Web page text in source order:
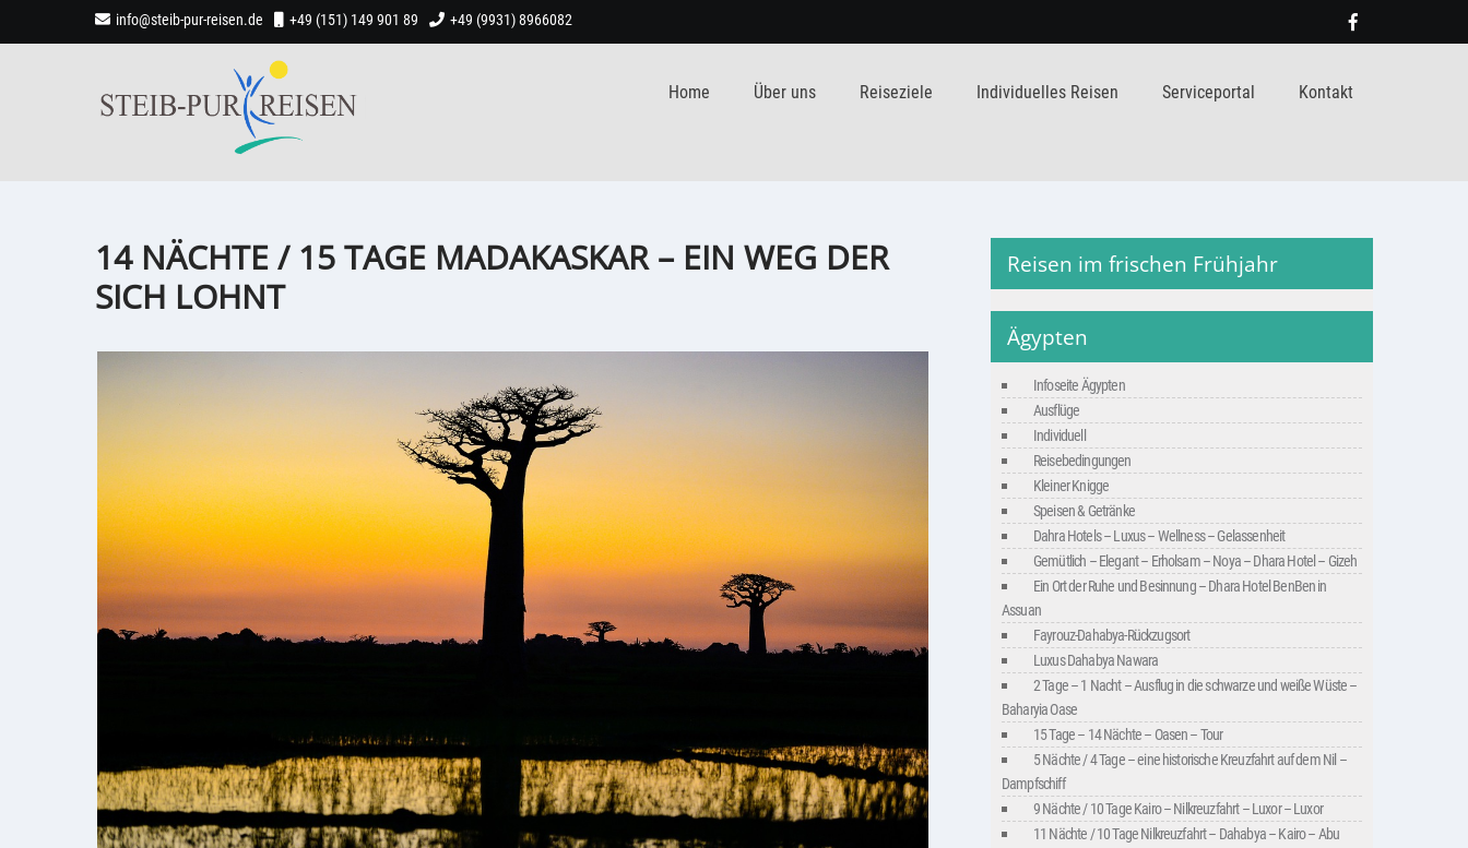
+49 (9931) 8966082
+49 (151) 149 901 89
info@steib-pur-reisen.de
Home Über uns Reiseziele Individuelles Reisen Serviceportal Kontakt
14 NÄCHTE / 15 TAGE MADAKASKAR – EIN WEG DER
SICH LOHNT
Reisen im frischen Frühjahr
Ägypten
Infoseite Ägypten
Ausflüge
Individuell
Reisebedingungen
Kleiner Knigge
Speisen & Getränke
Dahra Hotels – Luxus – Wellness – Gelassenheit
Gemütlich – Elegant – Erholsam – Noya – Dhara Hotel – Gizeh
Ein Ort der Ruhe und Besinnung – Dhara Hotel BenBen in
Assuan
Fayrouz-Dahabya-Rückzugsort
Luxus Dahabya Nawara
2 Tage – 1 Nacht – Ausflug in die schwarze und weiße Wüste –
Baharyia Oase
15 Tage – 14 Nächte – Oasen – Tour
5 Nächte / 4 Tage – eine historische Kreuzfahrt auf dem Nil –
Dampfschiff
9 Nächte / 10 Tage Kairo – Nilkreuzfahrt – Luxor – Luxor
11 Nächte / 10 Tage Nilkreuzfahrt – Dahabya – Kairo – Abu